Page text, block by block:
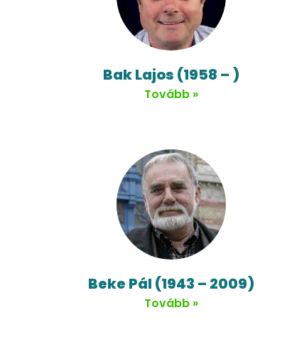
Bak Lajos (1958 – )
Tovább »
Beke Pál (1943 – 2009)
Tovább »